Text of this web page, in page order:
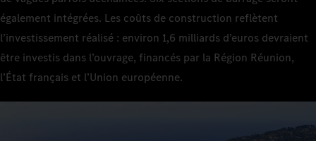
également intégrées. Les coûts de construction reflètent
l’investissement réalisé : environ 1,6 milliards d’euros devraient
être investis dans l’ouvrage, financés par la Région Réunion,
l’État français et l’Union européenne.